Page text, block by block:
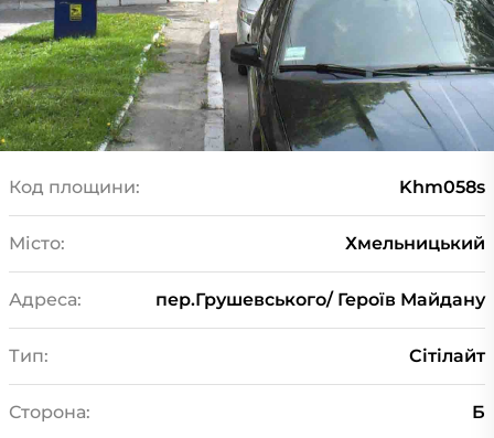
Код площини: Khm058s
Місто: Хмельницький
Адреса: пер.Грушевського/ Героїв Майдану
Тип: Сітілайт
Сторона: Б